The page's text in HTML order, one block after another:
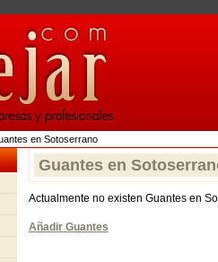
en Sotoserrano
Guantes en
Actualmente no existen Guantes en
Añadir Guantes